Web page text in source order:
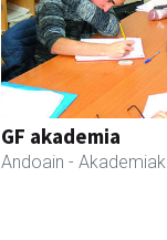
GF akademia
Andoain - Akademiak